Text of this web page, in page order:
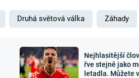
Záhady a
Druhá světová válka Záhady
Nejhlasitější
řve stejně jako
letadla. Můžete